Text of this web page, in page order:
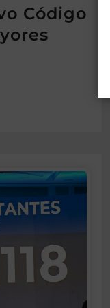
Código